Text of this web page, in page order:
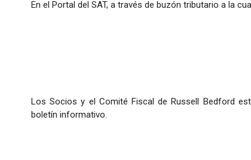
En el Portal del SAT, a través de buzón tributario a la
Los Socios y el Comité Fiscal de Russell Bedford
boletín informativo.